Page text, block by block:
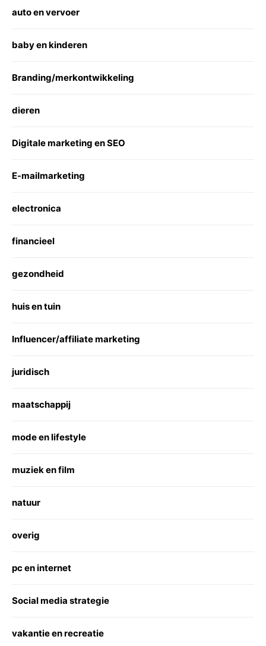
auto en vervoer
baby en kinderen
Branding/merkontwikkeling
dieren
Digitale marketing en SEO
E-mailmarketing
electronica
financieel
gezondheid
huis en tuin
Influencer/affiliate marketing
juridisch
maatschappij
mode en lifestyle
muziek en film
natuur
overig
pc en internet
Social media strategie
vakantie en recreatie